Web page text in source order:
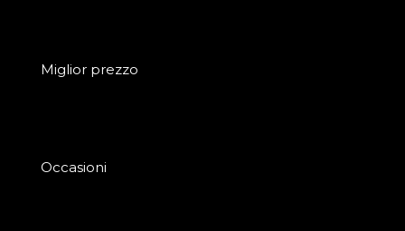
Miglior prezzo
Occasioni